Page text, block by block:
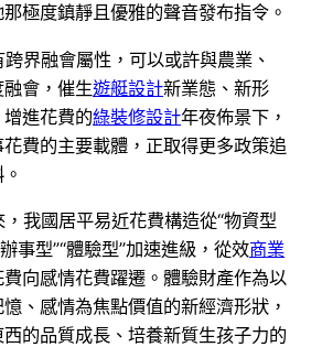
極度鎮靜且優雅的聲音發布指令。
界融會屬性，可以或許與農業、
會，催生遊艇設計新業態、新形
進花費的綠裝修設計年夜佈景下，
費的主要載體，正取得更多政策追
我國居平易近花費構造從“物資型
辦事型”“體驗型”加速進級，從效商業
費向感情花費躍遷。體驗財產作為以
、感情為焦點價值的新經濟形狀，
的品質成長、培養新質生孩子力的